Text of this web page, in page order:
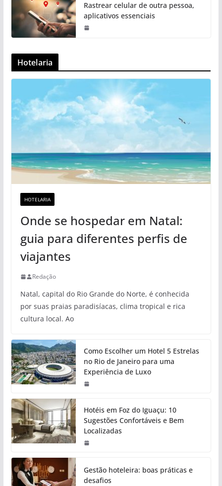
Rastrear celular de outra pessoa,
aplicativos essenciais
Hotelaria
HOTELARIA
Onde se hospedar em Natal:
guia para diferentes perfis de
viajantes
Redação
Natal, capital do Rio Grande do Norte, é conhecida
por suas praias paradisíacas, clima tropical e rica
cultura local. Ao
Como Escolher um Hotel 5 Estrelas
no Rio de Janeiro para uma
Experiência de Luxo
Hotéis em Foz do Iguaçu: 10
Sugestões Confortáveis e Bem
Localizadas
Gestão hoteleira: boas práticas e
desafios